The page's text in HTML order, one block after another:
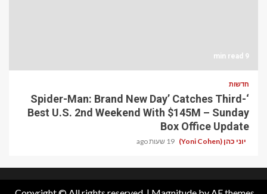
9 min read
חדשות
‘Spider-Man: Brand New Day’ Catches Third-
Best U.S. 2nd Weekend With $145M – Sunday
Box Office Update
יוני כהן (Yoni Cohen) 19 שעות ago